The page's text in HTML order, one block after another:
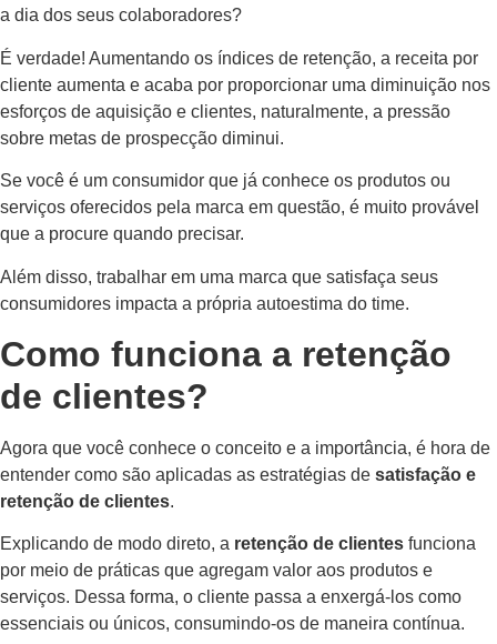
a dia dos seus colaboradores?
É verdade! Aumentando os índices de retenção, a receita por
cliente aumenta e acaba por proporcionar uma diminuição nos
esforços de aquisição e clientes, naturalmente, a pressão
sobre metas de prospecção diminui.
Se você é um consumidor que já conhece os produtos ou
serviços oferecidos pela marca em questão, é muito provável
que a procure quando precisar.
Além disso, trabalhar em uma marca que satisfaça seus
consumidores impacta a própria autoestima do time.
Como funciona a retenção
de clientes?
Agora que você conhece o conceito e a importância, é hora de
entender como são aplicadas as estratégias de satisfação e
retenção de clientes.
Explicando de modo direto, a retenção de clientes funciona
por meio de práticas que agregam valor aos produtos e
serviços. Dessa forma, o cliente passa a enxergá-los como
essenciais ou únicos, consumindo-os de maneira contínua.